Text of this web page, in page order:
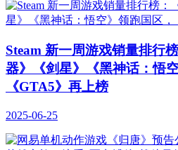
Steam 新一周游戏销量排行
器》《剑星》《黑神话：悟
《GTA5》再上榜
2025-06-25